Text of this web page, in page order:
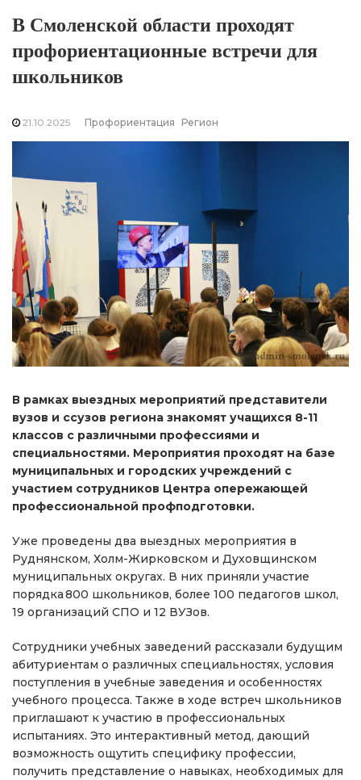
В Смоленской области проходят
профориентационные встречи для
школьников
21.10.2025 Профориентация Регион
В рамках выездных мероприятий представители
вузов и ссузов региона знакомят учащихся 8-11
классов с различными профессиями и
специальностями. Мероприятия проходят на базе
муниципальных и городских учреждений с
участием сотрудников Центра опережающей
профессиональной профподготовки.
Уже проведены два выездных мероприятия в
Руднянском, Холм-Жирковском и Духовщинском
муниципальных округах. В них приняли участие
порядка 800 школьников, более 100 педагогов школ,
19 организаций СПО и 12 ВУЗов.
Сотрудники учебных заведений рассказали будущим
абитуриентам о различных специальностях, условия
поступления в учебные заведения и особенностях
учебного процесса. Также в ходе встреч школьников
приглашают к участию в профессиональных
испытаниях. Это интерактивный метод, дающий
возможность ощутить специфику профессии,
получить представление о навыках, необходимых для